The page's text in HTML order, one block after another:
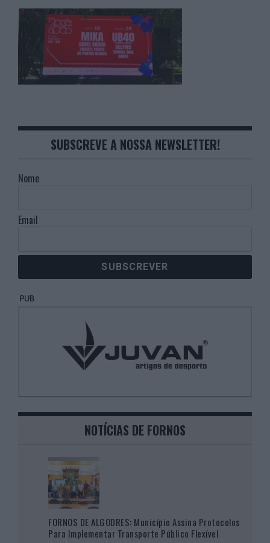
SUBSCREVE A NOSSA NEWSLETTER!
Nome
Email
NOTÍCIAS DE FORNOS
FORNOS DE ALGODRES: Município Assina Protocolos
Para Implementar Transporte Público Flexível